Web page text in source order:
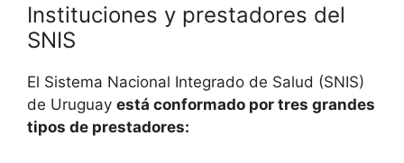
Instituciones y prestadores del
SNIS
El Sistema Nacional Integrado de Salud (SNIS)
de Uruguay está conformado por tres grandes
tipos de prestadores: